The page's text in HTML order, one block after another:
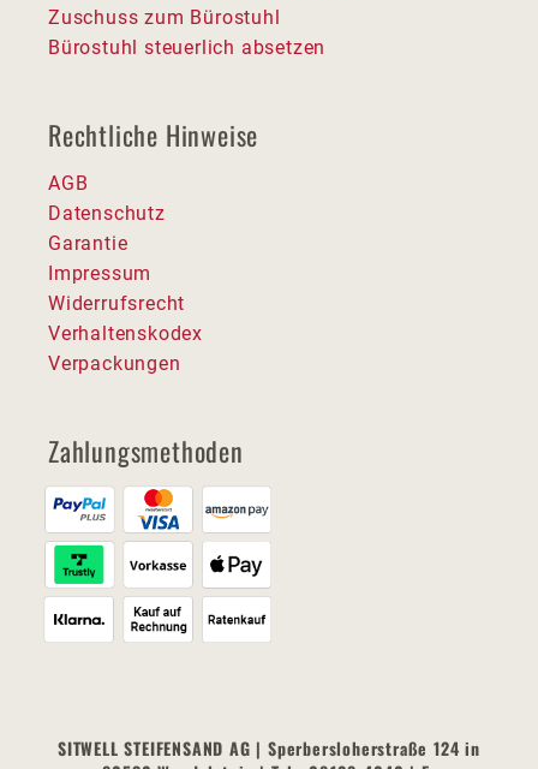
Zuschuss zum Bürostuhl
Bürostuhl steuerlich absetzen
Rechtliche Hinweise
AGB
Datenschutz
Garantie
Impressum
Widerrufsrecht
Verhaltenskodex
Verpackungen
Zahlungsmethoden
SITWELL STEIFENSAND AG | Sperbersloherstraße 124 in